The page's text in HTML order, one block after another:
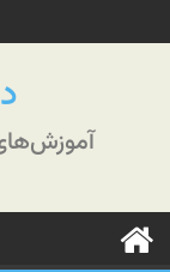
به